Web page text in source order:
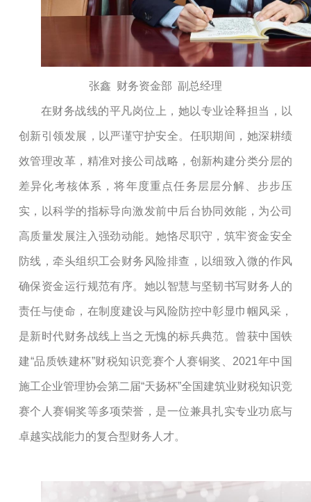
张鑫 财务资金部 副总经理
在财务战线的平凡岗位上，她以专业诠释担当，以
创新引领发展，以严谨守护安全。任职期间，她深耕绩
效管理改革，精准对接公司战略，创新构建分类分层的
差异化考核体系，将年度重点任务层层分解、步步压
实，以科学的指标导向激发前中后台协同效能，为公司
高质量发展注入强劲动能。她恪尽职守，筑牢资金安全
防线，牵头组织工会财务风险排查，以细致入微的作风
确保资金运行规范有序。她以智慧与坚韧书写财务人的
责任与使命，在制度建设与风险防控中彰显巾帼风采，
是新时代财务战线上当之无愧的标兵典范。曾获中国铁
建“品质铁建杯”财税知识竞赛个人赛铜奖、2021年中国
施工企业管理协会第二届“天扬杯”全国建筑业财税知识竞
赛个人赛铜奖等多项荣誉，是一位兼具扎实专业功底与
卓越实战能力的复合型财务人才。